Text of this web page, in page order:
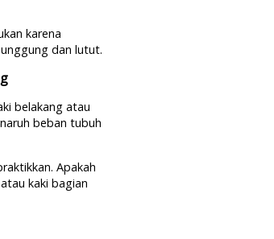
karena
dan lutut.
belakang atau
beban tubuh
Apakah
kaki bagian